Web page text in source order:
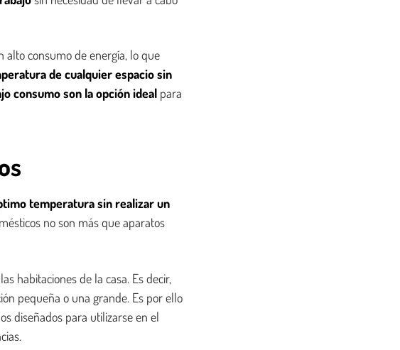
alto consumo de energía, lo que
de cualquier espacio sin
consumo son la opción ideal para
temperatura sin realizar un
no son más que aparatos
habitaciones de la casa. Es decir,
pequeña o una grande. Es por ello
diseñados para utilizarse en el